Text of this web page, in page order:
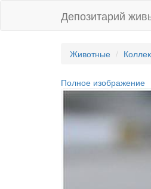
Депозитарий
Животные
Полное изображение